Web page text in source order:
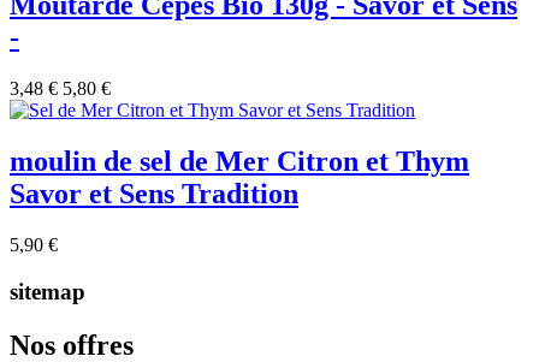
-
3,48 € 5,80 €
moulin de sel de Mer Citron et Thym
Savor et Sens Tradition
5,90 €
sitemap
Nos offres